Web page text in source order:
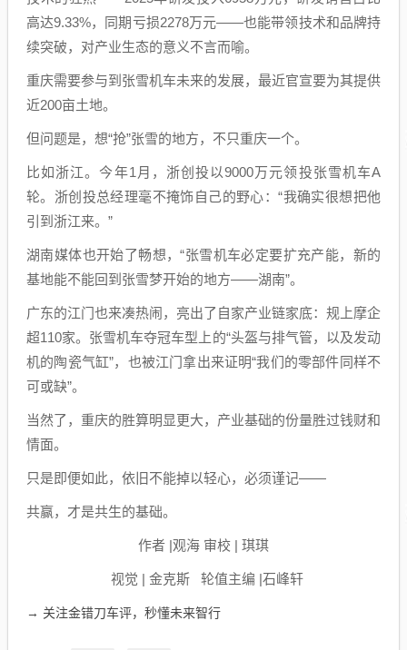
高达9.33%，同期亏损2278万元——也能带领技术和品牌持
续突破，对产业生态的意义不言而喻。
重庆需要参与到张雪机车未来的发展，最近官宣要为其提供
近200亩土地。
但问题是，想“抢”张雪的地方，不只重庆一个。
比如浙江。今年1月，浙创投以9000万元领投张雪机车A
轮。浙创投总经理毫不掩饰自己的野心：“我确实很想把他
引到浙江来。”
湖南媒体也开始了畅想，“张雪机车必定要扩充产能，新的
基地能不能回到张雪梦开始的地方——湖南”。
广东的江门也来凑热闹，亮出了自家产业链家底：规上摩企
超110家。张雪机车夺冠车型上的“头盔与排气管，以及发动
机的陶瓷气缸”，也被江门拿出来证明“我们的零部件同样不
可或缺”。
当然了，重庆的胜算明显更大，产业基础的份量胜过钱财和
情面。
只是即便如此，依旧不能掉以轻心，必须谨记——
共赢，才是共生的基础。
作者 |观海 审校 | 琪琪
视觉 | 金克斯 轮值主编 |石峰轩
→ 关注金错刀车评，秒懂未来智行